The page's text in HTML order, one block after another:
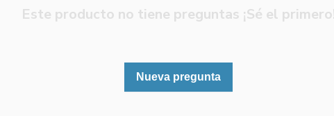
Este producto no tiene preguntas ¡Sé el
Nueva pregunta